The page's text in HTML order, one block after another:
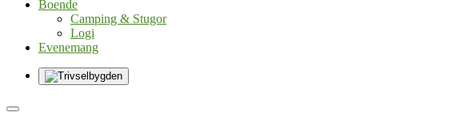
Boende
Camping & Stugor
Logi
Evenemang